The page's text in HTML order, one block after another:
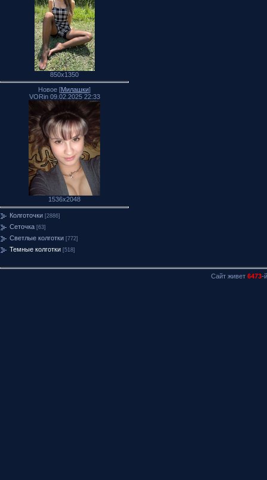
850x1350
Новое [Милашки]
VORin 09.02.2025 22:33
1536x2048
Колготочки [2886]
Сеточка [63]
Светлые колготки [772]
Темные колготки [518]
Сайт живет 6473-